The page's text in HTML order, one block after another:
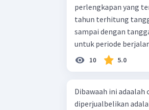
perlengkapan yang tersisa Rp500.000,00
tahun terhitung tanggal 1 juli 2019. 3. iklan
sampai dengan
untuk periode
jurnal pembalik yang
10 5.0
Dibawaah ini adaalah
diperjualbelikan